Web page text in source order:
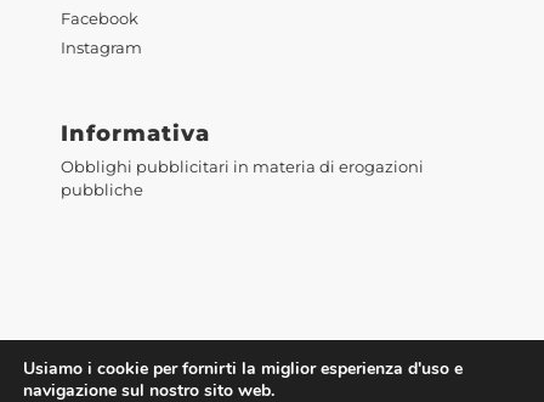
Facebook
Instagram
Informativa
Obblighi pubblicitari in materia di erogazioni
pubbliche
Usiamo i cookie per fornirti la miglior esperienza d'uso e
navigazione sul nostro sito web.